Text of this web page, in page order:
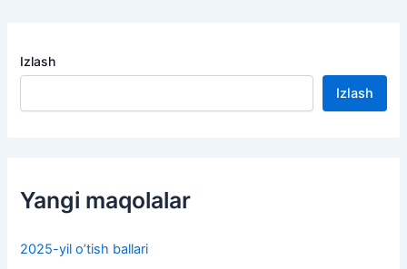
Izlash
Izlash
Yangi maqolalar
2025-yil o’tish ballari